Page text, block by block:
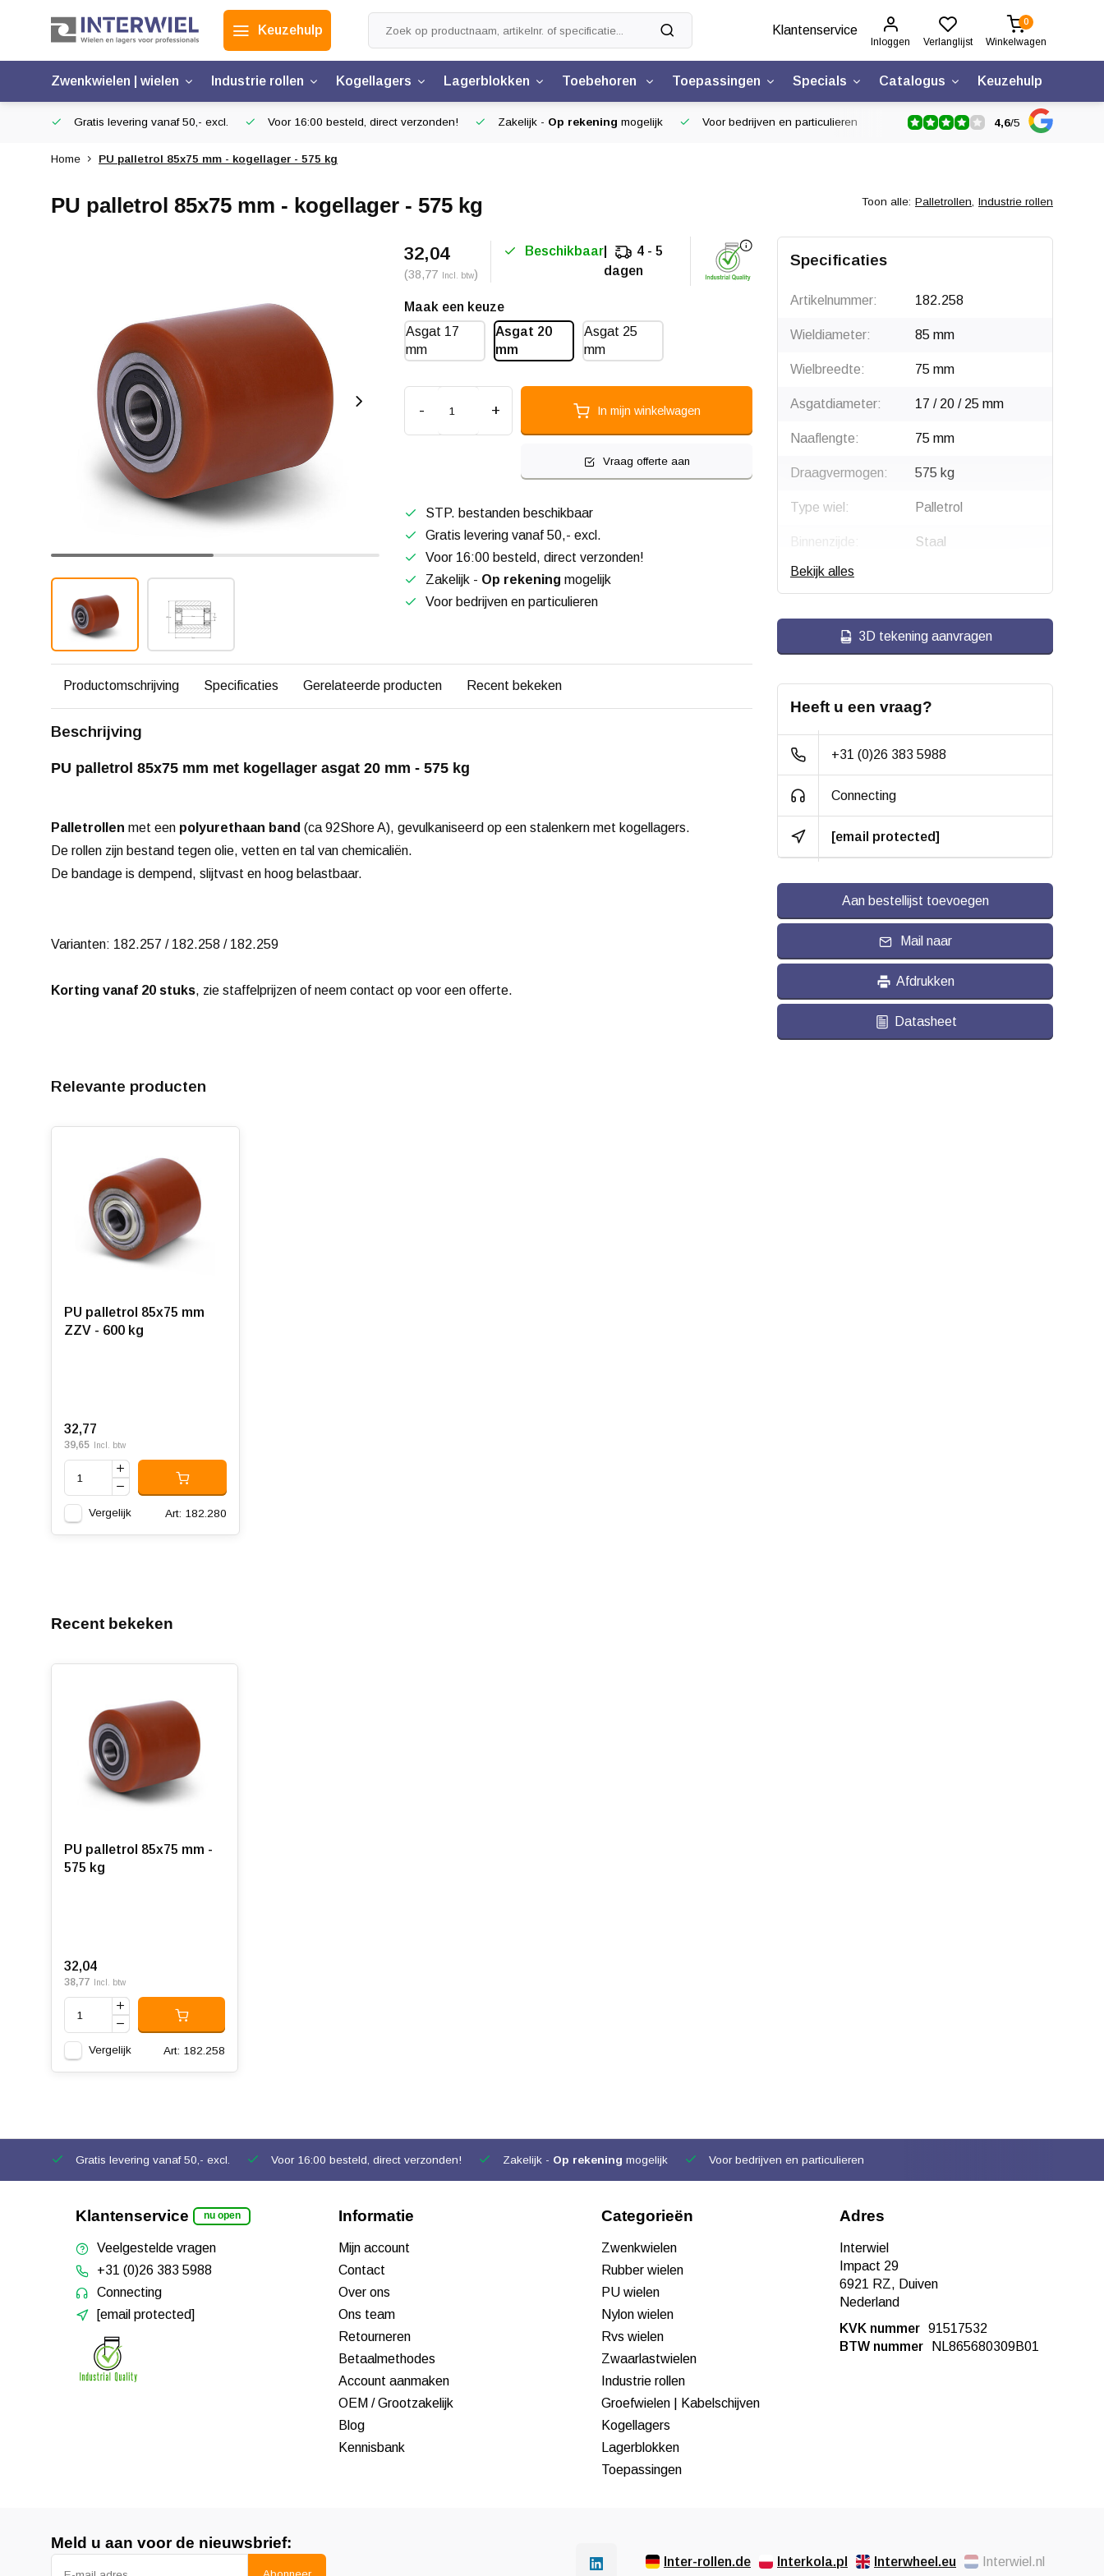
Keuzehulp Klantenservice
Inloggen Verlanglijst
0
Winkelwagen
Zwenkwielen | wielen Industrie rollen Kogellagers Lagerblokken Toebehoren Toepassingen Specials Catalogus Keuzehulp
Gratis levering vanaf 50,- excl. Voor 16:00 besteld, direct verzonden! Zakelijk - Op rekening mogelijk Voor bedrijven en particulieren 4,6/5
Home PU palletrol 85x75 mm - kogellager - 575 kg
PU palletrol 85x75 mm - kogellager - 575 kg Toon alle: Palletrollen, Industrie rollen
32,04
(38,77 Incl. btw)
Beschikbaar
4 - 5
dagen
Maak een keuze
Asgat 17
mm
Asgat 20
mm
Asgat 25
mm
- + In mijn winkelwagen
Vraag offerte aan
STP. bestanden beschikbaar
Gratis levering vanaf 50,- excl.
Voor 16:00 besteld, direct verzonden!
Zakelijk - Op rekening mogelijk
Voor bedrijven en particulieren
Productomschrijving Specificaties Gerelateerde producten Recent bekeken
Beschrijving
PU palletrol 85x75 mm met kogellager asgat 20 mm - 575 kg
Palletrollen met een polyurethaan band (ca 92Shore A), gevulkaniseerd op een stalenkern met kogellagers.
De rollen zijn bestand tegen olie, vetten en tal van chemicaliën.
De bandage is dempend, slijtvast en hoog belastbaar.
Varianten: 182.257 / 182.258 / 182.259
Korting vanaf 20 stuks, zie staffelprijzen of neem contact op voor een offerte.
Relevante producten
PU palletrol 85x75 mm
ZZV - 600 kg
32,77
39,65 Incl. btw
Vergelijk Art: 182.280
Specificaties
Artikelnummer: 182.258
Wieldiameter: 85 mm
Wielbreedte: 75 mm
Asgatdiameter: 17 / 20 / 25 mm
Naaflengte: 75 mm
Draagvermogen: 575 kg
Type wiel: Palletrol
Binnenzijde: Staal
Wiellager:
evenredig
Bandage:
gevulkaniseerd
Hardheid band: 92 Shore A
Rolweerstand:
Slijtvast:
Streeploos:
Temperatuur: - 25 / + 80 °C
Bekijk alles
3D tekening aanvragen
Heeft u een vraag?
+31 (0)26 383 5988
Connecting
[email protected]
Aan bestellijst toevoegen
Mail naar
Afdrukken
Datasheet
Recent bekeken
PU palletrol 85x75 mm -
575 kg
32,04
38,77 Incl. btw
Vergelijk Art: 182.258
Gratis levering vanaf 50,- excl. Voor 16:00 besteld, direct verzonden! Zakelijk - Op rekening mogelijk Voor bedrijven en particulieren
Klantenservice nu open
Veelgestelde vragen
+31 (0)26 383 5988
Connecting
[email protected]
Informatie
Mijn account
Contact
Over ons
Ons team
Retourneren
Betaalmethodes
Account aanmaken
OEM / Grootzakelijk
Blog
Kennisbank
Categorieën
Zwenkwielen
Rubber wielen
PU wielen
Nylon wielen
Rvs wielen
Zwaarlastwielen
Industrie rollen
Groefwielen | Kabelschijven
Kogellagers
Lagerblokken
Toepassingen
Adres
Interwiel
Impact 29
6921 RZ, Duiven
Nederland
KVK nummer 91517532
BTW nummer
NL865680309B01
Meld u aan voor de nieuwsbrief:
Inter-rollen.de Interkola.pl Interwheel.eu Interwiel.nl